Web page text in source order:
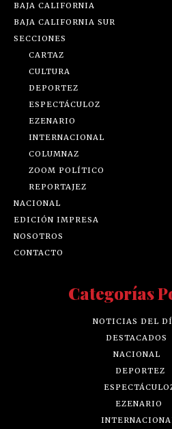
BAJA CALIFORNIA
BAJA CALIFORNIA SUR
SECCIONES
CARTAZ
CULTURA
DEPORTEZ
ESPECTÁCULOZ
EZENARIO
INTERNACIONAL
COLUMNAZ
ZOOM POLÍTICO
REPORTAJEZ
NACIONAL
EDICIÓN IMPRESA
NOSOTROS
CONTACTO
Categorías
NOTICIAS DEL
DESTACADOS
NACIONAL
DEPORTEZ
EZENARIO